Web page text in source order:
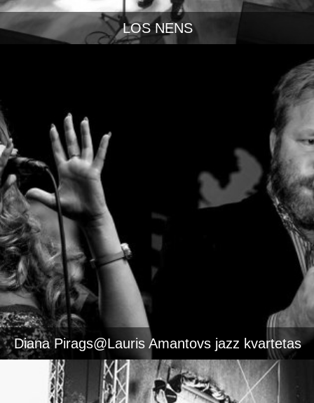
LOS NENS
Diana Pirags@Lauris Amantovs jazz kvartetas